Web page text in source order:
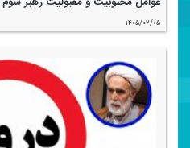
۱۴۰۵/۰۲/۰۵